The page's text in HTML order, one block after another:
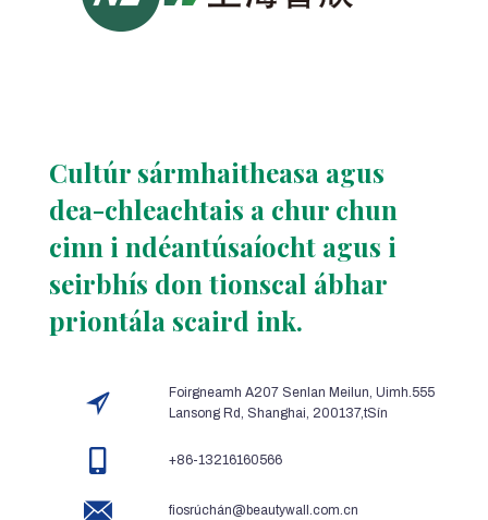
Cultúr sármhaitheasa agus
dea-chleachtais a chur chun
cinn i ndéantúsaíocht agus i
seirbhís don tionscal ábhar
priontála scaird ink.
Foirgneamh A207 Senlan Meilun, Uimh.555
Lansong Rd, Shanghai, 200137,tSín
+86-13216160566
fiosrúchán@beautywall.com.cn